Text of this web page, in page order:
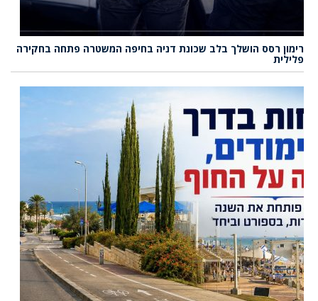
רימון רסס הושלך בלב שכונת דניה בחיפה המשטרה פתחה בחקירה
פלילית